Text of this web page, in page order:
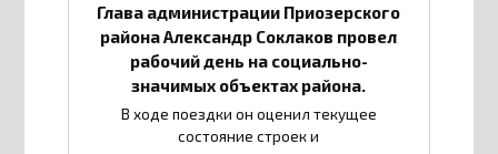
Глава администрации Приозерского
района Александр Соклаков провел
рабочий день на социально-
значимых объектах района.
В ходе поездки он оценил текущее
состояние строек и